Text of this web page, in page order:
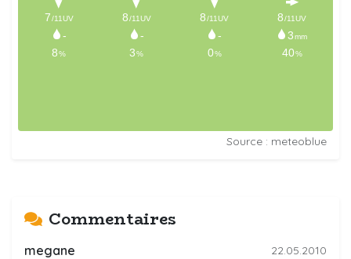
Source : meteoblue
Commentaires
megane 22.05.2010